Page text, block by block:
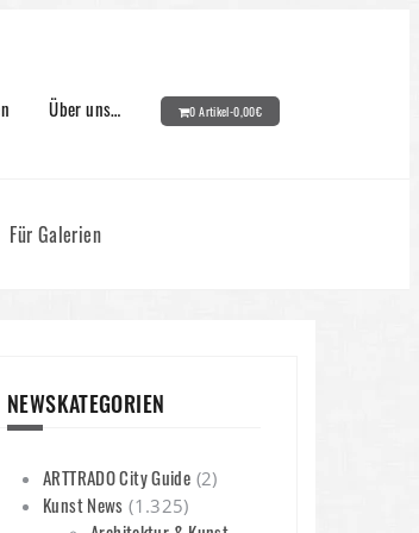
Über uns… 0 Artikel-0,00€
Für Galerien
NEWSKATEGORIEN
ARTTRADO City Guide (2)
Kunst News (1.325)